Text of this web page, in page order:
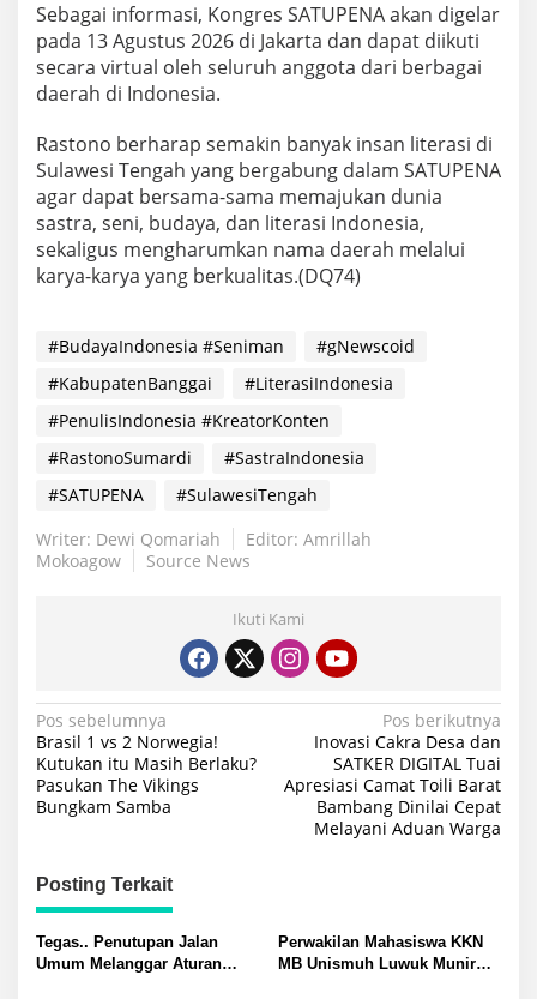
Sebagai informasi, Kongres SATUPENA akan digelar
pada 13 Agustus 2026 di Jakarta dan dapat diikuti
secara virtual oleh seluruh anggota dari berbagai
daerah di Indonesia.
Rastono berharap semakin banyak insan literasi di
Sulawesi Tengah yang bergabung dalam SATUPENA
agar dapat bersama-sama memajukan dunia
sastra, seni, budaya, dan literasi Indonesia,
sekaligus mengharumkan nama daerah melalui
karya-karya yang berkualitas.(DQ74)
#BudayaIndonesia #Seniman
#gNewscoid
#KabupatenBanggai
#LiterasiIndonesia
#PenulisIndonesia #KreatorKonten
#RastonoSumardi
#SastraIndonesia
#SATUPENA
#SulawesiTengah
Writer: Dewi Qomariah
Editor: Amrillah
Mokoagow
Source News
Ikuti Kami
Navigasi
pos
Pos sebelumnya
Brasil 1 vs 2 Norwegia!
Kutukan itu Masih Berlaku?
Pasukan The Vikings
Bungkam Samba
Pos berikutnya
Inovasi Cakra Desa dan
SATKER DIGITAL Tuai
Apresiasi Camat Toili Barat
Bambang Dinilai Cepat
Melayani Aduan Warga
Posting Terkait
Tegas.. Penutupan Jalan
Umum Melanggar Aturan
Perwakilan Mahasiswa KKN
MB Unismuh Luwuk Munir